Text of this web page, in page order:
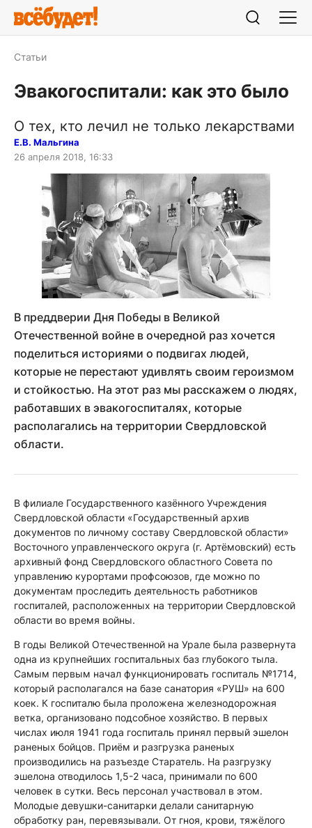
Статьи
Эвакогоспитали: как это было
О тех, кто лечил не только лекарствами
Е.В. Мальгина
26 апреля 2018, 16:33
В преддверии Дня Победы в Великой
Отечественной войне в очередной раз хочется
поделиться историями о подвигах людей,
которые не перестают удивлять своим героизмом
и стойкостью. На этот раз мы расскажем о людях,
работавших в эвакогоспиталях, которые
располагались на территории Свердловской
области.
В филиале Государственного казённого Учреждения
Свердловской области «Государственный архив
документов по личному составу Свердловской области»
Восточного управленческого округа (г. Артёмовский) есть
архивный фонд Свердловского областного Совета по
управлению курортами профсоюзов, где можно по
документам проследить деятельность работников
госпиталей, расположенных на территории Свердловской
области во время войны.
В годы Великой Отечественной на Урале была развернута
одна из крупнейших госпитальных баз глубокого тыла.
Самым первым начал функционировать госпиталь №1714,
который располагался на базе санатория «РУШ» на 600
коек. К госпиталю была проложена железнодорожная
ветка, организовано подсобное хозяйство. В первых
числах июля 1941 года госпиталь принял первый эшелон
раненых бойцов. Приём и разгрузка раненых
производились на разъезде Старатель. На разгрузку
эшелона отводилось 1,5-2 часа, принимали по 600
человек в сутки. Весь персонал участвовал в этом.
Молодые девушки-санитарки делали санитарную
обработку ран, перевязывали. От гноя, крови, тяжёлого